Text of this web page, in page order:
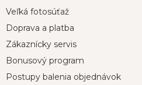
Veľká fotosúťaž
Doprava a platba
Zákaznícky servis
Bonusový program
Postupy balenia objednávok